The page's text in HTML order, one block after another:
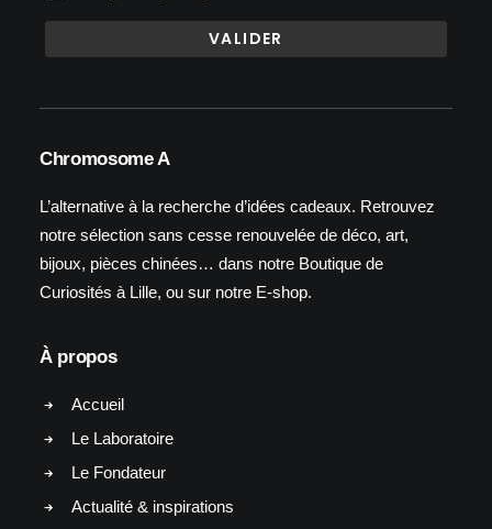
Chromosome A
L’alternative à la recherche d’idées cadeaux. Retrouvez
notre sélection sans cesse renouvelée de déco, art,
bijoux, pièces chinées… dans notre Boutique de
Curiosités à Lille, ou sur notre E-shop.
À propos
Accueil
Le Laboratoire
Le Fondateur
Actualité & inspirations